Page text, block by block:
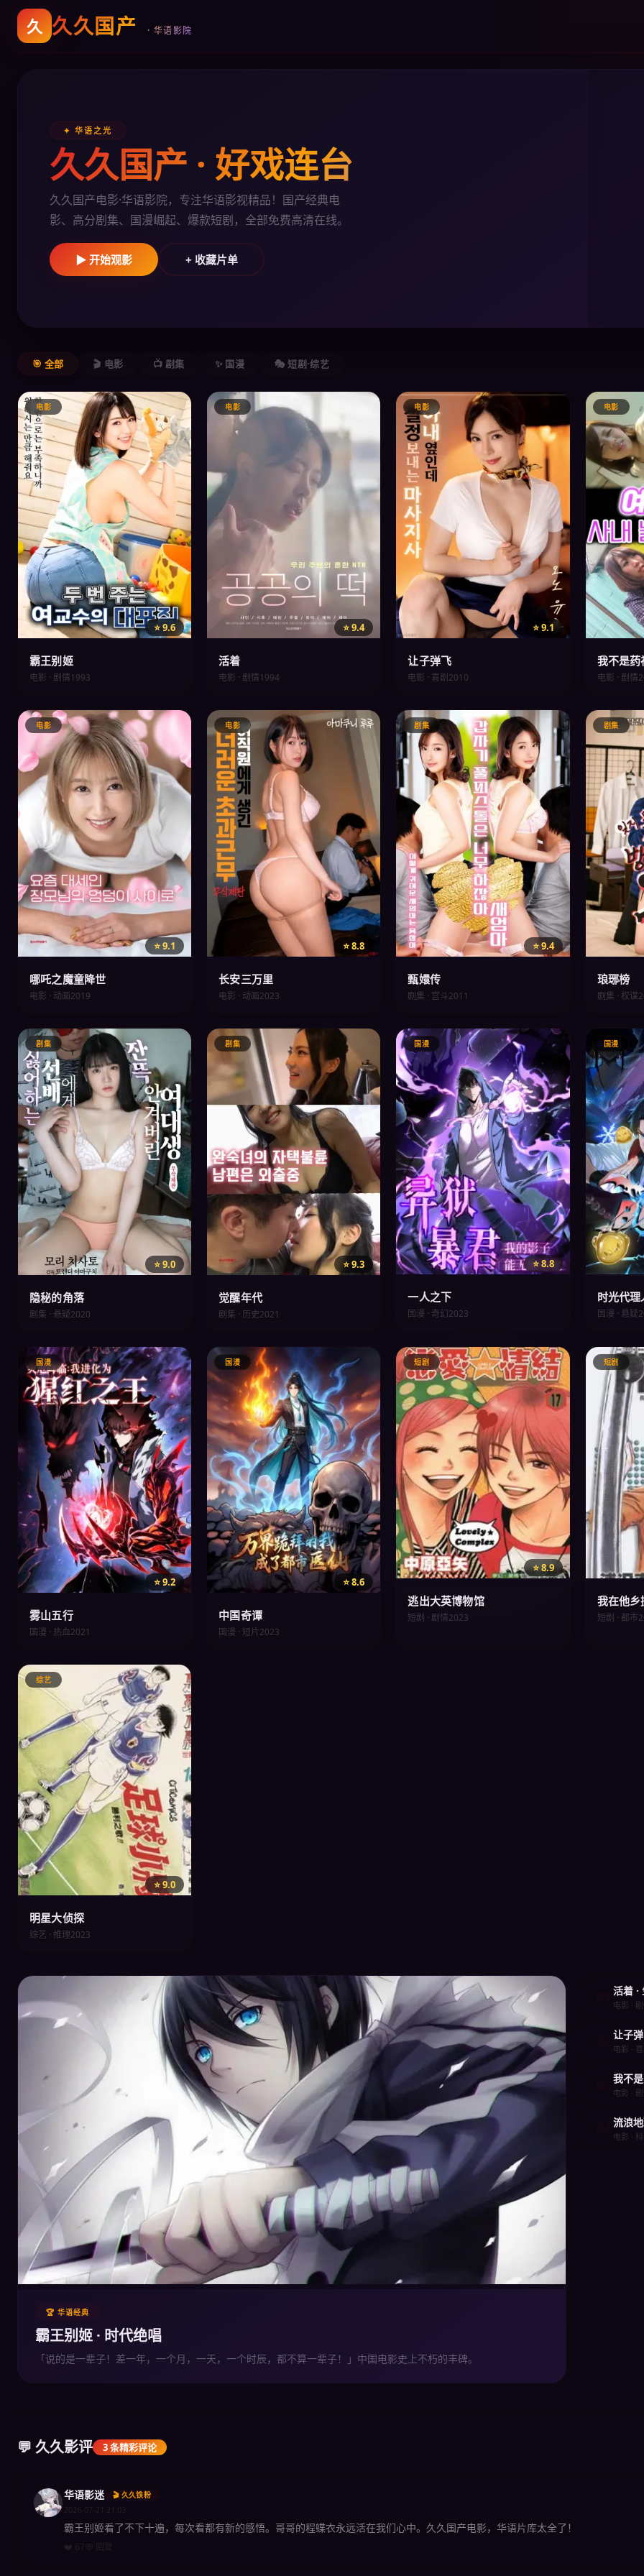
久 久久国产 · 华语影院
✦ 华语之光
久久国产 · 好戏连台
久久国产电影·华语影院，专注华语影视精品！国产经典电
影、高分剧集、国漫崛起、爆款短剧，全部免费高清在线。
▶ 开始观影 + 收藏片单
🎯 全部 🎬 电影 📺 剧集 ✨ 国漫 🎭 短剧·综艺
电影
⭐ 9.6
霸王别姬
电影 · 剧情1993
电影
⭐ 9.4
活着
电影 · 剧情1994
电影
⭐ 9.1
让子弹飞
电影 · 喜剧 2010
电影
我不是药
电影 · 剧情
电影
⭐ 9.1
哪吒之魔童降世
电影 · 动画2019
电影
⭐ 8.8
长安三万里
电影 · 动画2023
剧集
⭐ 9.4
甄嬛传
剧集 · 宫斗2011
剧集
琅琊榜
剧集 · 权谋
剧集
⭐ 9.0
隐秘的角落
剧集 · 悬疑2020
剧集
⭐ 9.3
觉醒年代
剧集 · 历史2021
国漫
⭐ 8.8
一人之下
国漫 · 奇幻2023
国漫
时光代理
国漫 · 悬疑
国漫
⭐ 9.2
雾山五行
国漫 · 热血2021
国漫
⭐ 8.6
中国奇谭
国漫 · 短片2023
短剧
⭐ 8.9
逃出大英博物馆
短剧 · 剧情2023
短剧
我在他乡
短剧 · 都市
综艺
⭐ 9.0
明星大侦探
综艺 · 推理2023
🏆 华语经典
霸王别姬 · 时代绝唱
「说的是一辈子！差一年，一个月，一天，一个时辰，都不算一辈子！」中国电影史上不朽的丰碑。
活着 ·
电影 ·
让子
电影 ·
我不
电影 ·
流浪
电影 ·
💬 久久影评 3 条精彩评论
华语影迷 🎬 久久铁粉
霸王别姬看了不下十遍，每次看都有新的感悟。哥哥的程蝶衣永远活在我们心中。久久国产电影，华语片库太全了！